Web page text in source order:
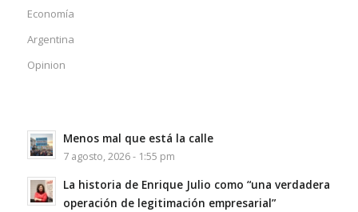
Economía
Argentina
Opinion
Menos mal que está la calle
7 agosto, 2026 - 1:55 pm
La historia de Enrique Julio como “una verdadera
operación de legitimación empresarial”